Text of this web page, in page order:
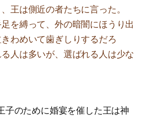
王は側近の者たちに言った。
足を縛って、外の暗闇にほうり出
わめいて歯ぎしりするだろ
人は多いが、選ばれる人は少な
子のために婚宴を催した王は神